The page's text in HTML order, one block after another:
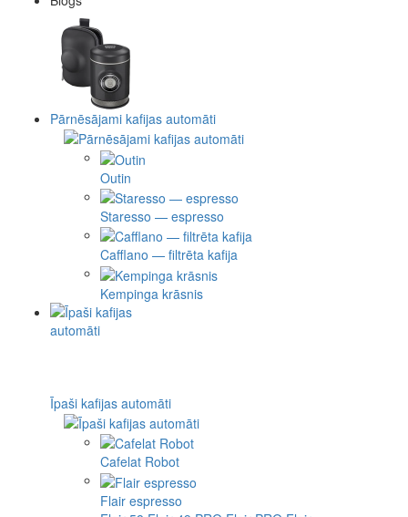
Pārnēsājami kafijas automāti
Outin
Staresso — espresso
Cafflano — filtrēta kafija
Kempinga krāsnis
Īpaši kafijas automāti
Cafelat Robot
Flair espresso